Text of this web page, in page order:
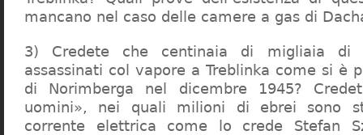
mancano nel caso delle camere a gas di
3) Credete che centinaia di migliaia di
assassinati col vapore a Treblinka come si è
di Norimberga nel dicembre 1945?
uomini», nei quali milioni di ebrei sono
corrente elettrica come lo crede Stefan